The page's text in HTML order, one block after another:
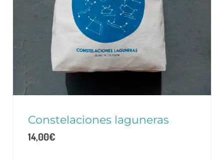
Constelaciones laguneras
14,00€